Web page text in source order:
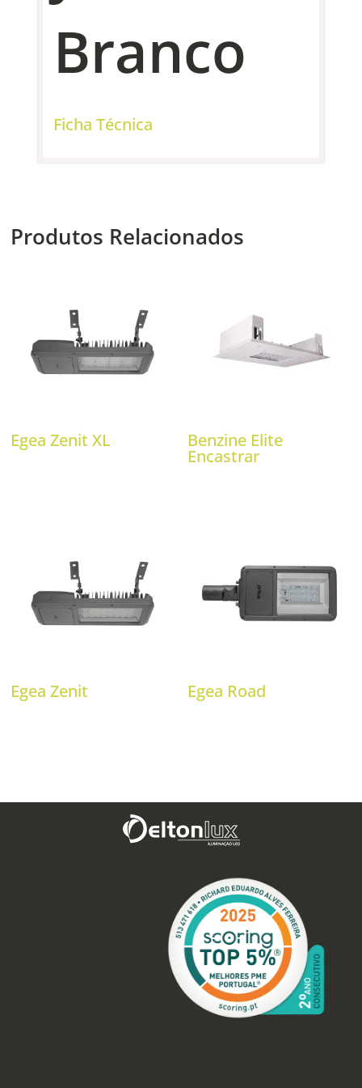
Branco
Ficha Técnica
Produtos Relacionados
Egea Zenit XL Benzine Elite
Encastrar
Egea Zenit Egea Road